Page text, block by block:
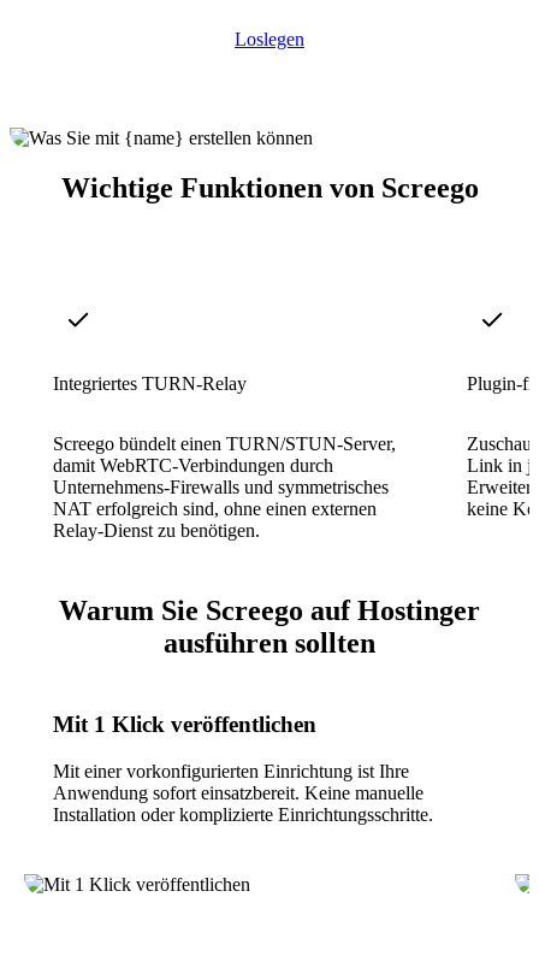
Loslegen
Wichtige Funktionen von Screego
Integriertes TURN-Relay
Screego bündelt einen TURN/STUN-Server,
damit WebRTC-Verbindungen durch
Unternehmens-Firewalls und symmetrisches
NAT erfolgreich sind, ohne einen externen
Relay-Dienst zu benötigen.
Plugin-
Link in
keine
Warum Sie Screego auf Hostinger
ausführen sollten
Mit 1 Klick veröffentlichen
Mit einer vorkonfigurierten Einrichtung ist Ihre
Anwendung sofort einsatzbereit. Keine manuelle
Installation oder komplizierte Einrichtungsschritte.